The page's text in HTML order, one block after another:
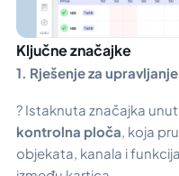
Ključne značajke
1. Rješenje za
? Istaknuta značajka
kontrolna ploča, koja
objekata, kanala i